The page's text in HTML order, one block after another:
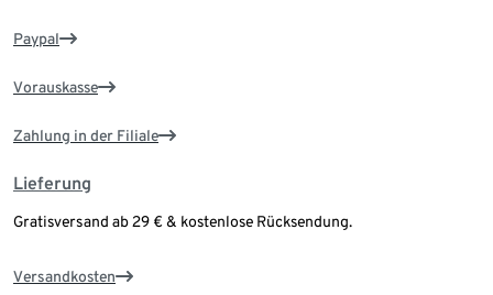
Paypal
Vorauskasse
Zahlung in der Filiale
Lieferung
Gratisversand ab 29 € & kostenlose Rücksendung.
Versandkosten